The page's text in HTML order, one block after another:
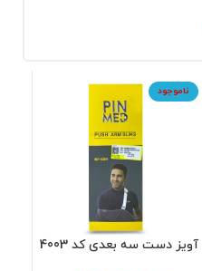
ناموجود
آویز دست سه بعدی کد 4003